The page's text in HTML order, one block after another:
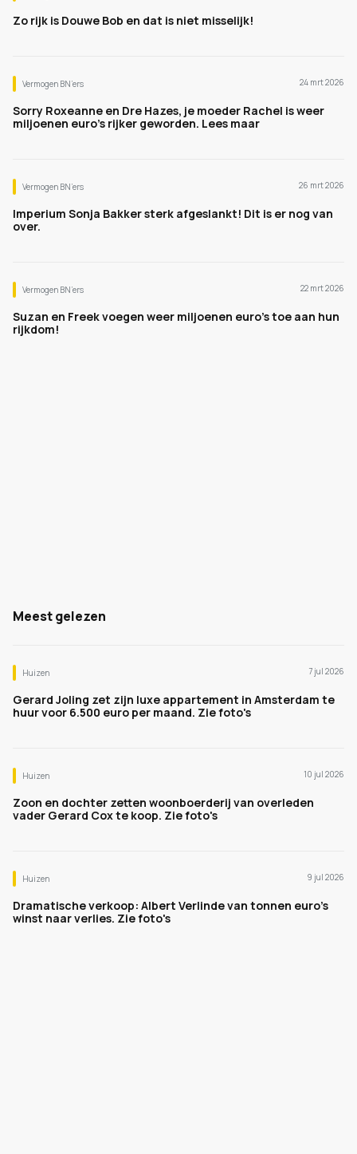
Zo rijk is Douwe Bob en dat is niet misselijk!
Vermogen BN’ers 24 mrt 2026
Sorry Roxeanne en Dre Hazes, je moeder Rachel is weer
miljoenen euro's rijker geworden. Lees maar
Vermogen BN’ers 26 mrt 2026
Imperium Sonja Bakker sterk afgeslankt! Dit is er nog van
over.
Vermogen BN’ers 22 mrt 2026
Suzan en Freek voegen weer miljoenen euro's toe aan hun
rijkdom!
Meest gelezen
Huizen 7 jul 2026
Gerard Joling zet zijn luxe appartement in Amsterdam te
huur voor 6.500 euro per maand. Zie foto's
Huizen 10 jul 2026
Zoon en dochter zetten woonboerderij van overleden
vader Gerard Cox te koop. Zie foto's
Huizen 9 jul 2026
Dramatische verkoop: Albert Verlinde van tonnen euro's
winst naar verlies. Zie foto's